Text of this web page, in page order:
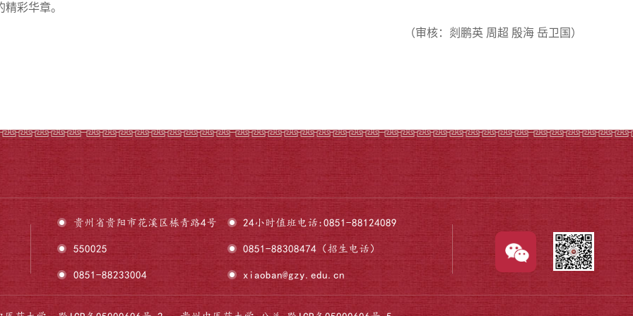
精彩华章。
（审核： 剡鹏英 周超 殷海 岳卫国 ）
贵州省贵阳市花溪区栋青路4号
550025
0851-88233004
24小时值班电话:0851-88124089
0851-88308474（招生电话）
xiaoban@gzy.edu.cn